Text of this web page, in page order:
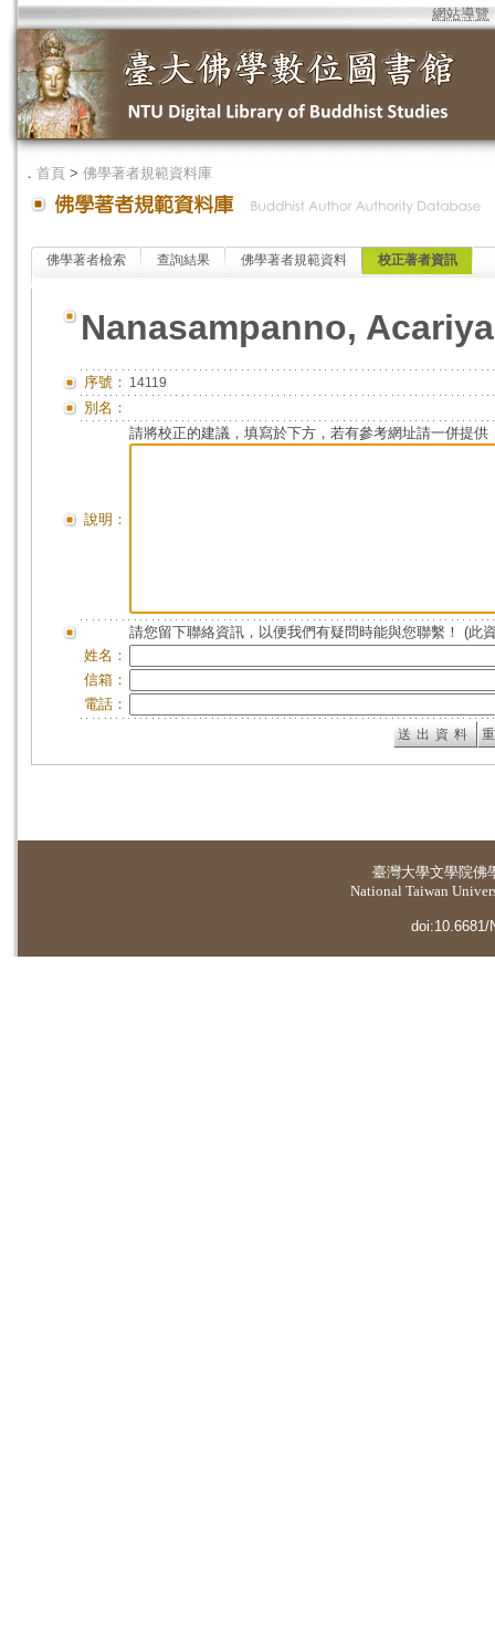
網站導覽
． 首頁 > 佛學著者規範資料庫
佛學著者檢索 查詢結果 佛學著者規範資料 校正著者資訊
Nanasampanno,
序號： 14119
別名：
說明：
請將校正的建議，填寫於下方，若有參考網址請一併提供
請您留下聯絡資訊，以便我們有疑問時能與您聯繫！ (此
姓名：
信箱：
電話：
臺灣大學文學院佛
National Taiwan
doi:10.6681/